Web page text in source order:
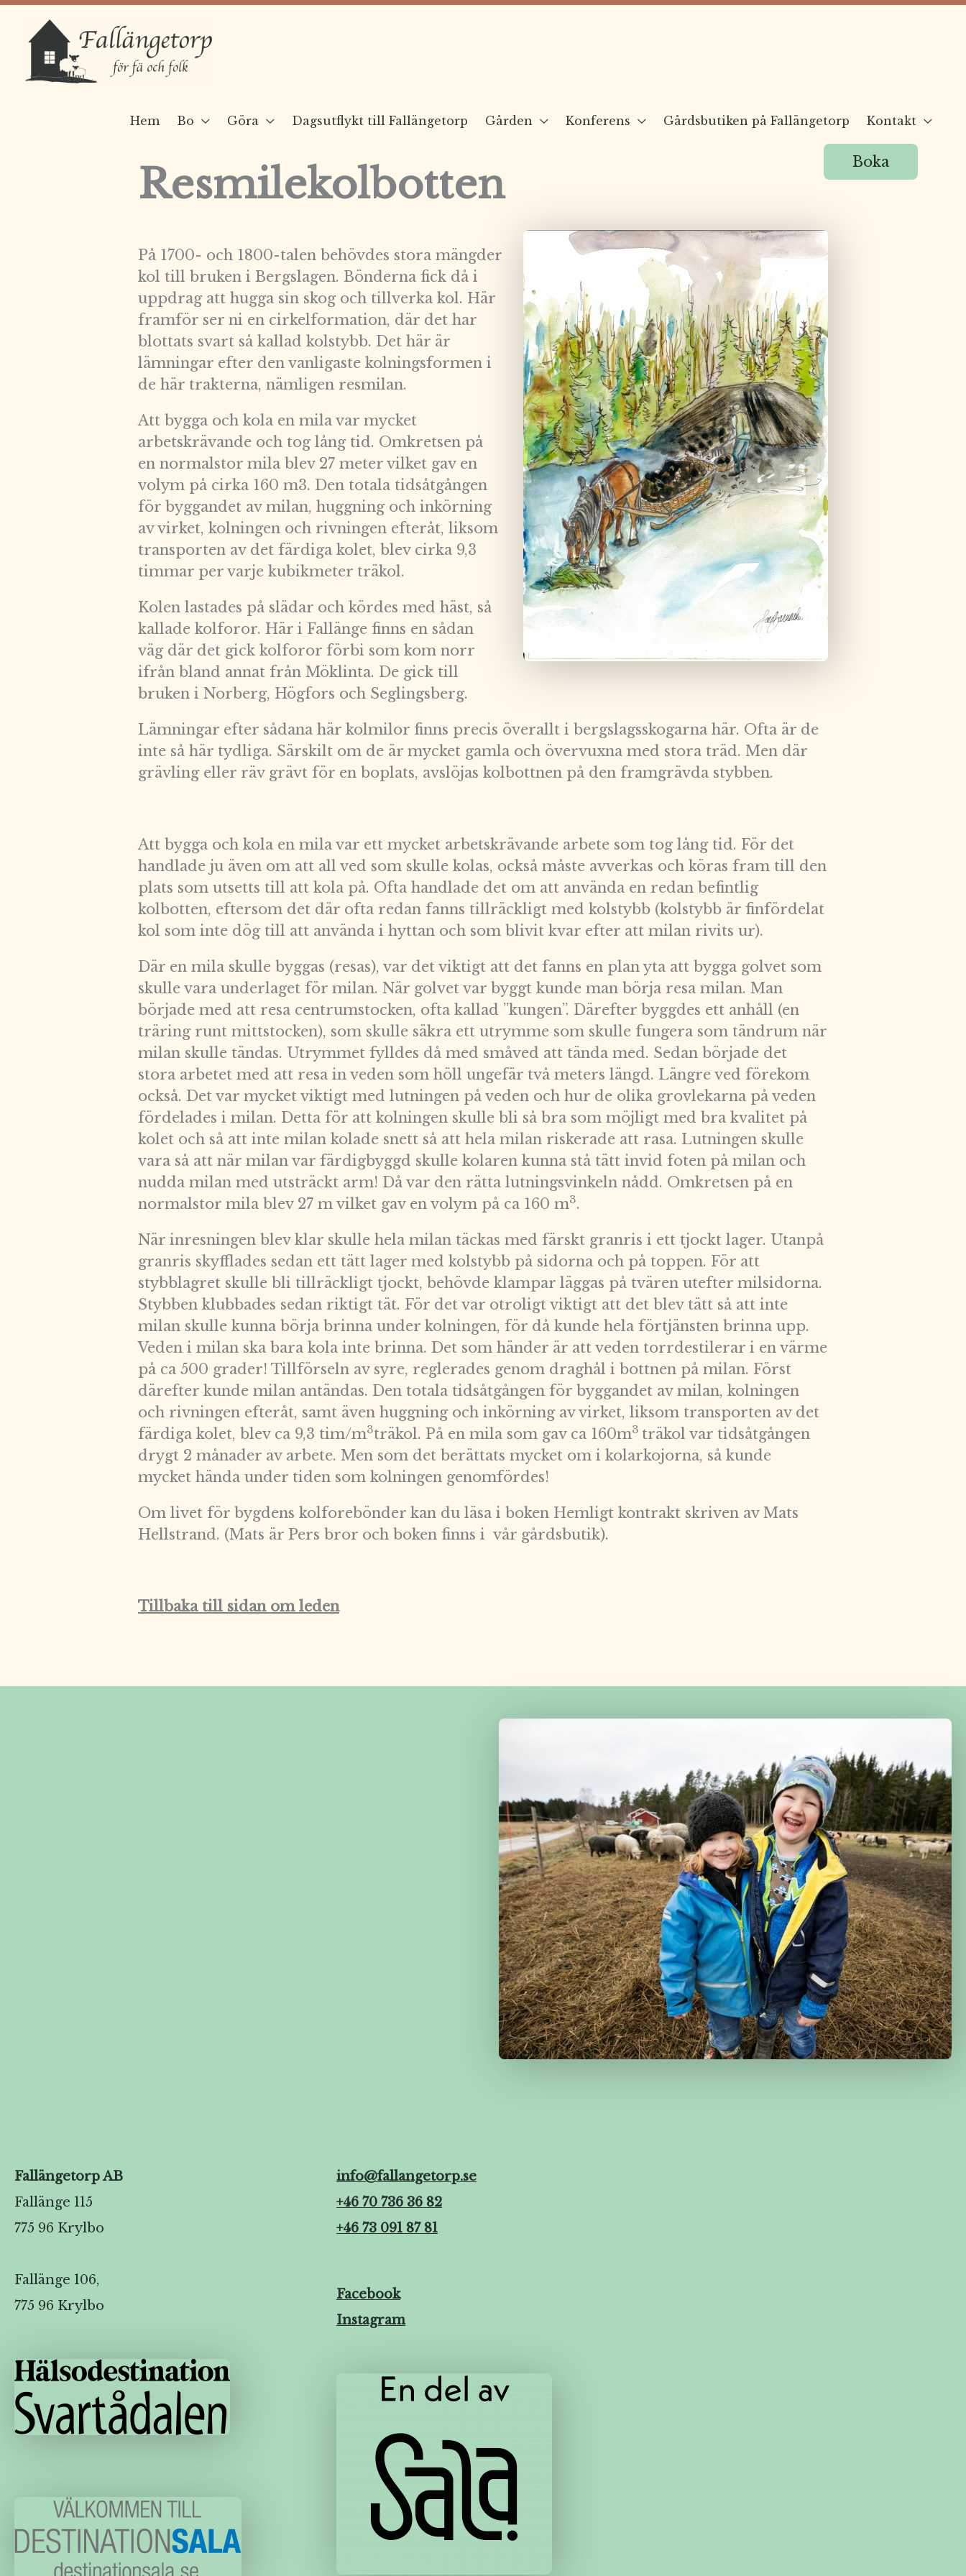
Hoppa
innehåll
Hem Bo Göra Dagsutflykt till Fallängetorp Gården Konferens Gårdsbutiken på Fallängetorp Kontakt
Boka
Resmilekolbotten
På 1700- och 1800-talen behövdes stora mängder
kol till bruken i Bergslagen. Bönderna fick då i
uppdrag att hugga sin skog och tillverka kol. Här
framför ser ni en cirkelformation, där det har
blottats svart så kallad kolstybb. Det här är
lämningar efter den vanligaste kolningsformen i
de här trakterna, nämligen resmilan.
Att bygga och kola en mila var mycket
arbetskrävande och tog lång tid. Omkretsen på
en normalstor mila blev 27 meter vilket gav en
volym på cirka 160 m3. Den totala tidsåtgången
för byggandet av milan, huggning och inkörning
av virket, kolningen och rivningen efteråt, liksom
transporten av det färdiga kolet, blev cirka 9,3
timmar per varje kubikmeter träkol.
Kolen lastades på slädar och kördes med häst, så
kallade kolforor. Här i Fallänge finns en sådan
väg där det gick kolforor förbi som kom norr
ifrån bland annat från Möklinta. De gick till
bruken i Norberg, Högfors och Seglingsberg.
Lämningar efter sådana här kolmilor finns precis överallt i bergslagsskogarna här. Ofta är de
inte så här tydliga. Särskilt om de är mycket gamla och övervuxna med stora träd. Men där
grävling eller räv grävt för en boplats, avslöjas kolbottnen på den framgrävda stybben.
Att bygga och kola en mila var ett mycket arbetskrävande arbete som tog lång tid. För det
handlade ju även om att all ved som skulle kolas, också måste avverkas och köras fram till den
plats som utsetts till att kola på. Ofta handlade det om att använda en redan befintlig
kolbotten, eftersom det där ofta redan fanns tillräckligt med kolstybb (kolstybb är finfördelat
kol som inte dög till att använda i hyttan och som blivit kvar efter att milan rivits ur).
Där en mila skulle byggas (resas), var det viktigt att det fanns en plan yta att bygga golvet som
skulle vara underlaget för milan. När golvet var byggt kunde man börja resa milan. Man
började med att resa centrumstocken, ofta kallad ”kungen”. Därefter byggdes ett anhåll (en
träring runt mittstocken), som skulle säkra ett utrymme som skulle fungera som tändrum när
milan skulle tändas. Utrymmet fylldes då med småved att tända med. Sedan började det
stora arbetet med att resa in veden som höll ungefär två meters längd. Längre ved förekom
också. Det var mycket viktigt med lutningen på veden och hur de olika grovlekarna på veden
fördelades i milan. Detta för att kolningen skulle bli så bra som möjligt med bra kvalitet på
kolet och så att inte milan kolade snett så att hela milan riskerade att rasa. Lutningen skulle
vara så att när milan var färdigbyggd skulle kolaren kunna stå tätt invid foten på milan och
nudda milan med utsträckt arm! Då var den rätta lutningsvinkeln nådd. Omkretsen på en
normalstor mila blev 27 m vilket gav en volym på ca 160 m3.
När inresningen blev klar skulle hela milan täckas med färskt granris i ett tjockt lager. Utanpå
granris skyfflades sedan ett tätt lager med kolstybb på sidorna och på toppen. För att
stybblagret skulle bli tillräckligt tjockt, behövde klampar läggas på tvären utefter milsidorna.
Stybben klubbades sedan riktigt tät. För det var otroligt viktigt att det blev tätt så att inte
milan skulle kunna börja brinna under kolningen, för då kunde hela förtjänsten brinna upp.
Veden i milan ska bara kola inte brinna. Det som händer är att veden torrdestilerar i en värme
på ca 500 grader! Tillförseln av syre, reglerades genom draghål i bottnen på milan. Först
därefter kunde milan antändas. Den totala tidsåtgången för byggandet av milan, kolningen
och rivningen efteråt, samt även huggning och inkörning av virket, liksom transporten av det
färdiga kolet, blev ca 9,3 tim/m3träkol. På en mila som gav ca 160m3 träkol var tidsåtgången
drygt 2 månader av arbete. Men som det berättats mycket om i kolarkojorna, så kunde
mycket hända under tiden som kolningen genomfördes!
Om livet för bygdens kolforebönder kan du läsa i boken Hemligt kontrakt skriven av Mats
Hellstrand. (Mats är Pers bror och boken finns i vår gårdsbutik).
Tillbaka till sidan om leden
Fallängetorp AB
Fallänge 115
775 96 Krylbo
Fallänge 106,
775 96 Krylbo
info@fallangetorp.se
+46 70 736 36 82
+46 73 091 87 81
Facebook
Instagram